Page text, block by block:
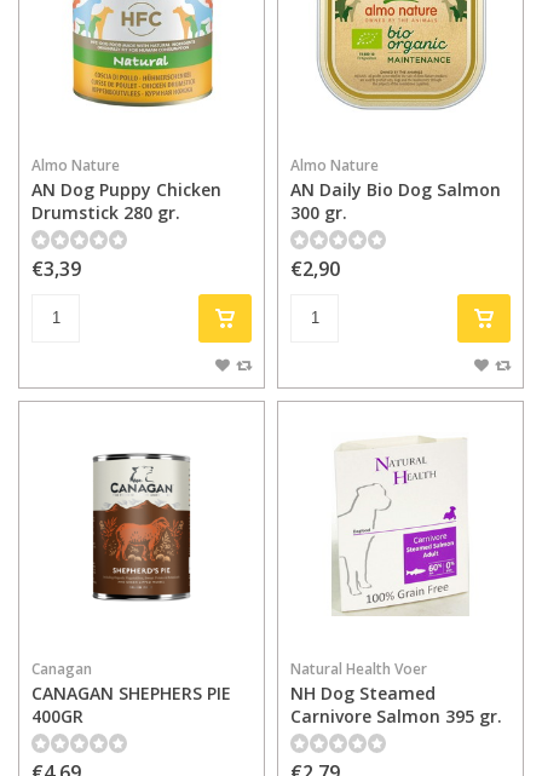
Almo Nature
AN Dog Puppy Chicken
Drumstick 280 gr.
€3,39
Almo Nature
AN Daily Bio Dog Salmon
300 gr.
€2,90
Canagan
CANAGAN SHEPHERS PIE
400GR
Natural Health Voer
NH Dog Steamed
Carnivore Salmon 395 gr.